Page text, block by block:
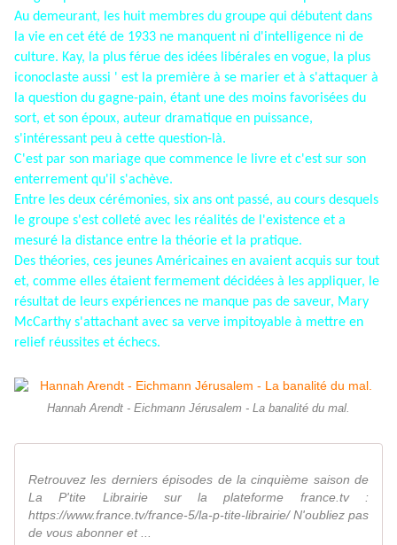
Au demeurant, les huit membres du groupe qui débutent dans
la vie en cet été de 1933 ne manquent ni d'intelligence ni de
culture. Kay, la plus férue des idées libérales en vogue, la plus
iconoclaste aussi ' est la première à se marier et à s'attaquer à
la question du gagne-pain, étant une des moins favorisées du
sort, et son époux, auteur dramatique en puissance,
s'intéressant peu à cette question-là.
C'est par son mariage que commence le livre et c'est sur son
enterrement qu'il s'achève.
Entre les deux cérémonies, six ans ont passé, au cours desquels
le groupe s'est colleté avec les réalités de l'existence et a
mesuré la distance entre la théorie et la pratique.
Des théories, ces jeunes Américaines en avaient acquis sur tout
et, comme elles étaient fermement décidées à les appliquer, le
résultat de leurs expériences ne manque pas de saveur, Mary
McCarthy s'attachant avec sa verve impitoyable à mettre en
relief réussites et échecs.
Hannah Arendt - Eichmann Jérusalem - La banalité du mal.
Retrouvez les derniers épisodes de la cinquième saison de
La P'tite Librairie sur la plateforme france.tv :
https://www.france.tv/france-5/la-p-tite-librairie/ N'oubliez pas
de vous abonner et ...